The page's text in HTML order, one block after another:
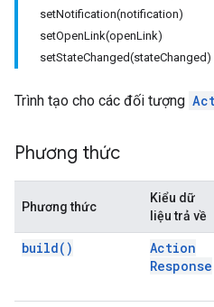
setNotification(notification)
setOpenLink(openLink)
setStateChanged(stateChanged)
Trình tạo cho các đối tượng
Phương thức
Phương thức
Kiểu dữ
liệu trả về
build( )
Action
Response